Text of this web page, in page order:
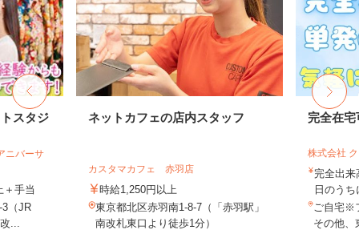
スタジ
ニバーサ
＋手当
3（JR
...
ネットカフェの店内スタッフ
カスタマカフェ 赤羽店
時給1,250円以上
東京都北区赤羽南1-8-7（「赤羽駅」
南改札東口より徒歩1分）
完全在
株式会社
完全出
日のう
ご自宅※
その他、